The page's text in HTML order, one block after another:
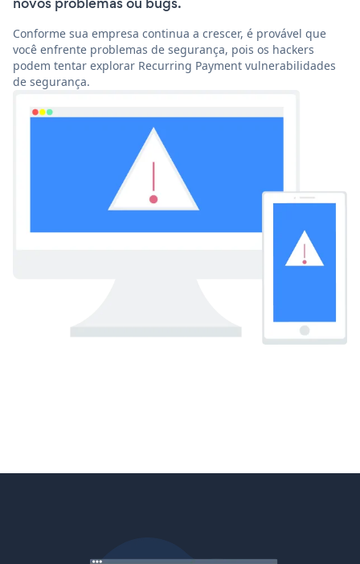
Conforme sua empresa continua a crescer, é provável que
você enfrente problemas de segurança, pois os hackers
podem tentar explorar Recurring Payment vulnerabilidades
de segurança.